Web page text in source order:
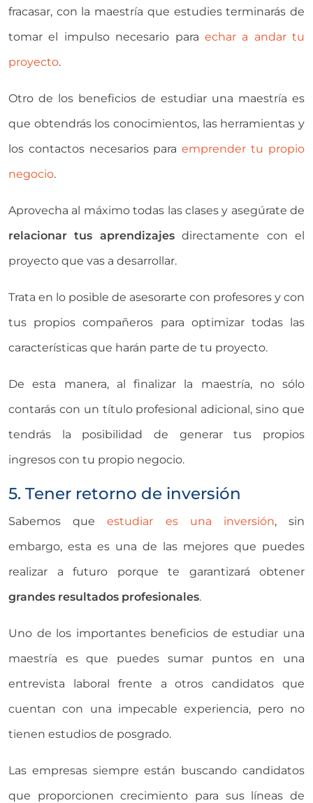
fracasar, con la maestría que estudies terminarás de
tomar el impulso necesario para echar a andar tu
proyecto.
Otro de los beneficios de estudiar una maestría es
que obtendrás los conocimientos, las herramientas y
los contactos necesarios paraemprender tu propio
negocio.
Aprovecha al máximo todas las clases y asegúrate de
relacionar tus aprendizajesdirectamente con el
proyecto que vas a desarrollar.
Trata en lo posible de asesorarte con profesores y con
tus propios compañeros para optimizar todas las
características que harán parte de tu proyecto.
De esta manera, al finalizar la maestría, no sólo
contarás con un título profesional adicional, sino que
tendrás la posibilidad de generar tus propios
ingresos con tu propio negocio.
5. Tener retorno de inversión
Sabemos queestudiar es una inversión, sin
embargo, esta es una de las mejores que puedes
realizar a futuro porque te garantizará obtener
grandes resultados profesionales.
Uno de los importantes beneficios de estudiar una
maestría es que puedes sumar puntos en una
entrevista laboral frente a otros candidatos que
cuentan con una impecable experiencia, pero no
tienen estudios de posgrado.
Las empresas siempre están buscando candidatos
que proporcionen crecimiento para sus líneas de